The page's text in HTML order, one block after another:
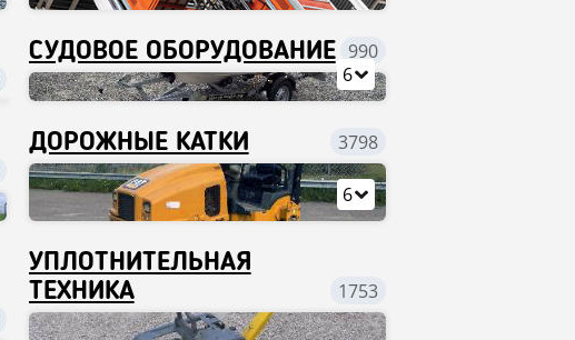
СУДОВОЕ ОБОРУДОВАНИЕ 990
6
ДОРОЖНЫЕ КАТКИ 3798
6
УПЛОТНИТЕЛЬНАЯ
ТЕХНИКА
1753